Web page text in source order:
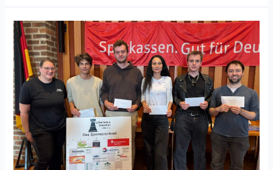
25/26